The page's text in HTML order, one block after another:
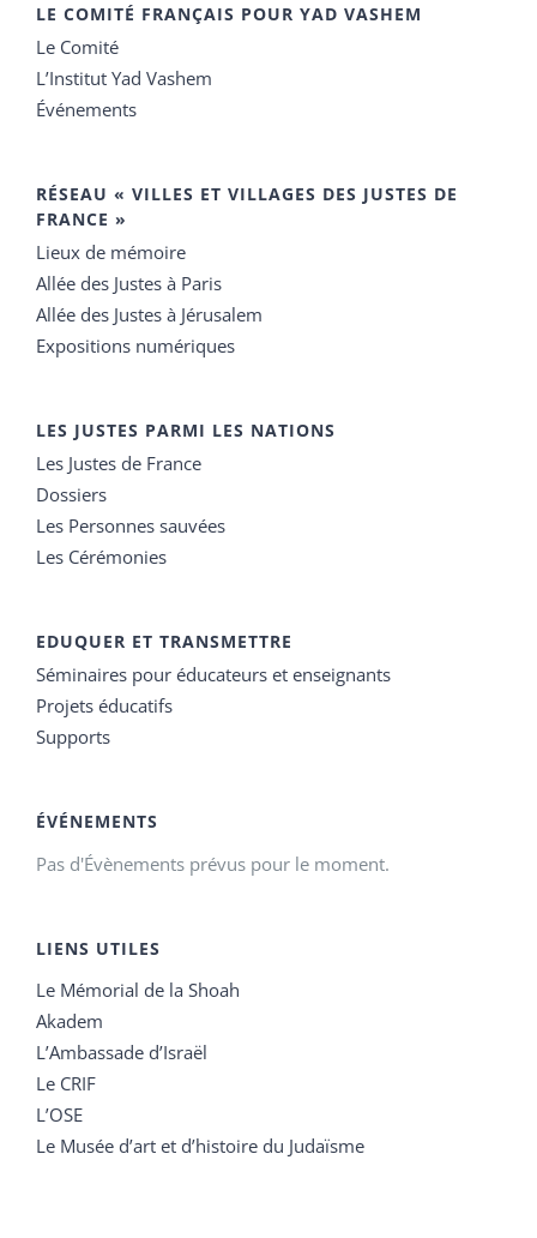
LE COMITÉ FRANÇAIS POUR YAD VASHEM
Le Comité
L’Institut Yad Vashem
Événements
RÉSEAU « VILLES ET VILLAGES DES JUSTES DE
FRANCE »
Lieux de mémoire
Allée des Justes à Paris
Allée des Justes à Jérusalem
Expositions numériques
LES JUSTES PARMI LES NATIONS
Les Justes de France
Dossiers
Les Personnes sauvées
Les Cérémonies
EDUQUER ET TRANSMETTRE
Séminaires pour éducateurs et enseignants
Projets éducatifs
Supports
ÉVÉNEMENTS
Pas d'Évènements prévus pour le moment.
LIENS UTILES
Le Mémorial de la Shoah
Akadem
L’Ambassade d’Israël
Le CRIF
L’OSE
Le Musée d’art et d’histoire du Judaïsme